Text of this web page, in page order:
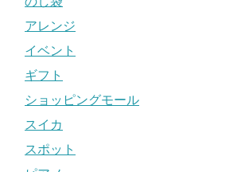
アレンジ
イベント
ギフト
ショッピングモール
スイカ
スポット